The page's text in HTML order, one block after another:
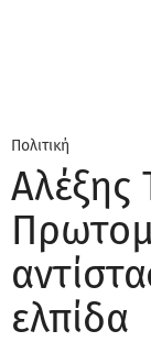
Πολιτική
Αλέξης
ελπίδα